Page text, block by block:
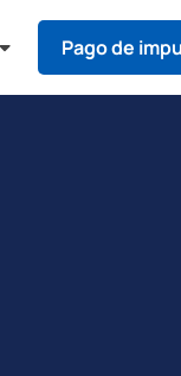
Pago de